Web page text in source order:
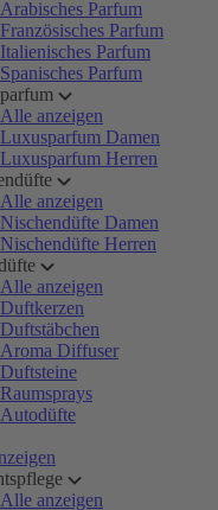
Arabisches Parfum
Französisches Parfum
Italienisches Parfum
Spanisches Parfum
Alle anzeigen
Luxusparfum Damen
Luxusparfum Herren
Alle anzeigen
Nischendüfte Damen
Nischendüfte Herren
Alle anzeigen
Duftkerzen
Duftstäbchen
Aroma Diffuser
Duftsteine
Raumsprays
Autodüfte
Alle anzeigen